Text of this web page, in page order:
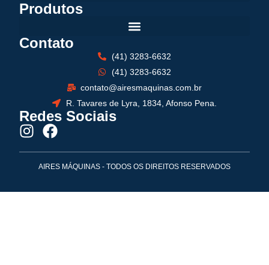
Produtos
Contato
(41) 3283-6632
(41) 3283-6632
contato@airesmaquinas.com.br
R. Tavares de Lyra, 1834, Afonso Pena.
Redes Sociais
AIRES MÁQUINAS - TODOS OS DIREITOS RESERVADOS